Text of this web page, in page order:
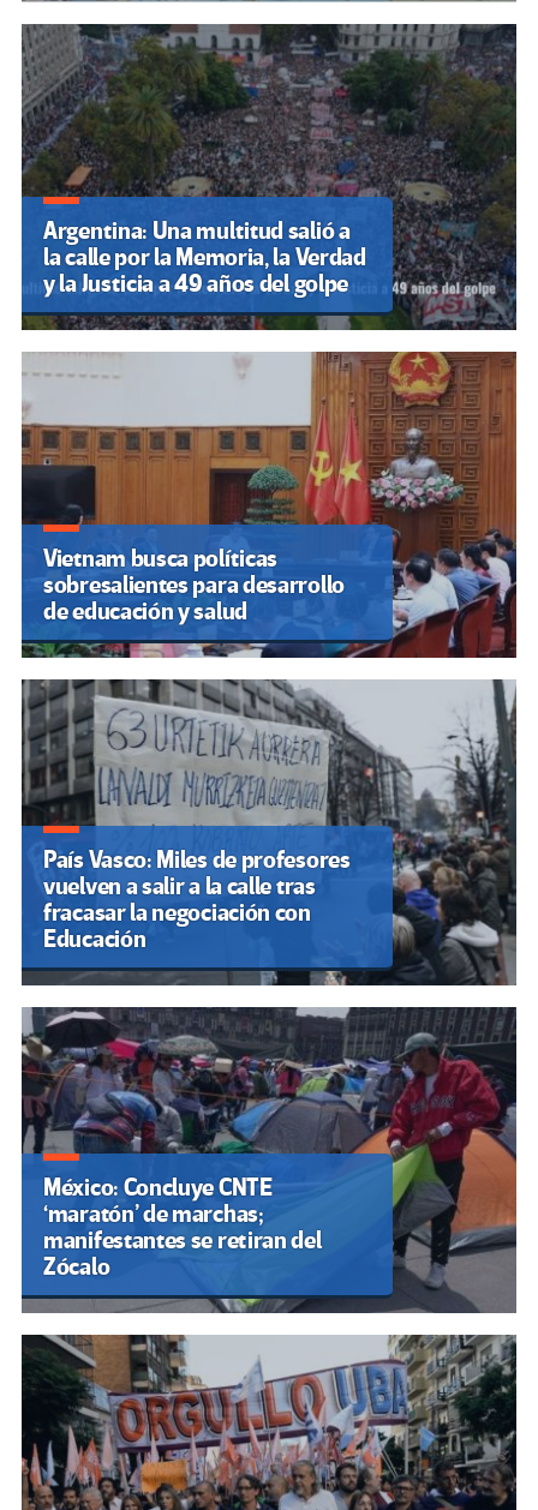
Argentina: Una multitud salió a
la calle por la Memoria, la Verdad
y la Justicia a 49 años del golpe
Vietnam busca políticas
sobresalientes para desarrollo
de educación y salud
País Vasco: Miles de profesores
vuelven a salir a la calle tras
fracasar la negociación con
Educación
México: Concluye CNTE
‘maratón’ de marchas;
manifestantes se retiran del
Zócalo